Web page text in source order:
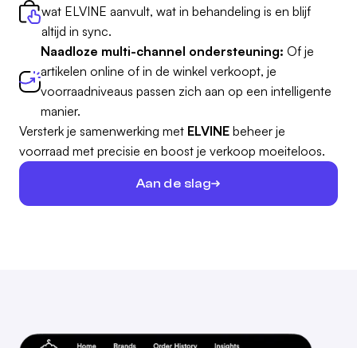
wat ELVINE aanvult, wat in behandeling is en blijf
altijd in sync.
Naadloze multi-channel ondersteuning: Of je
artikelen online of in de winkel verkoopt, je
voorraadniveaus passen zich aan op een intelligente
manier.
Versterk je samenwerking met ELVINE beheer je
voorraad met precisie en boost je verkoop moeiteloos.
Aan de slag